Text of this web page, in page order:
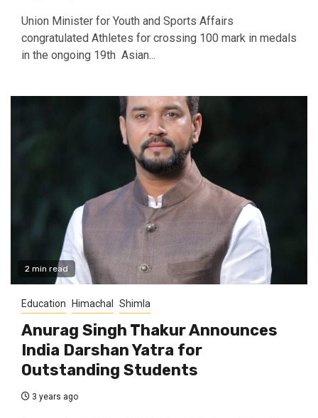
Union Minister for Youth and Sports Affairs
congratulated Athletes for crossing 100 mark in medals
in the ongoing 19th Asian...
2 min read
Education Himachal Shimla
Anurag Singh Thakur Announces
India Darshan Yatra for
Outstanding Students
3 years ago